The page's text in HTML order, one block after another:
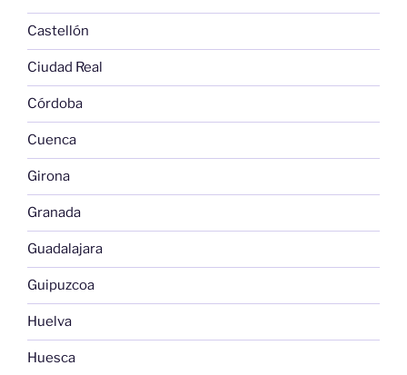
Castellón
Ciudad Real
Córdoba
Cuenca
Girona
Granada
Guadalajara
Guipuzcoa
Huelva
Huesca